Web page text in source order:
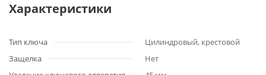
Характеристики
Тип ключа
Цилиндровый, крестовой
Защелка
Нет